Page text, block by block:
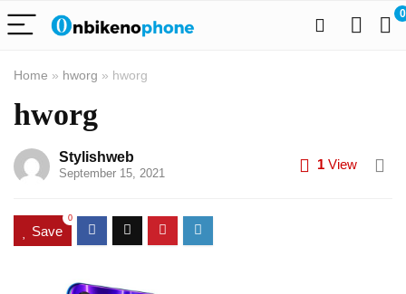
0
Home » hworg » hworg
hworg
Stylishweb
September 15, 2021
1 View
Save
0